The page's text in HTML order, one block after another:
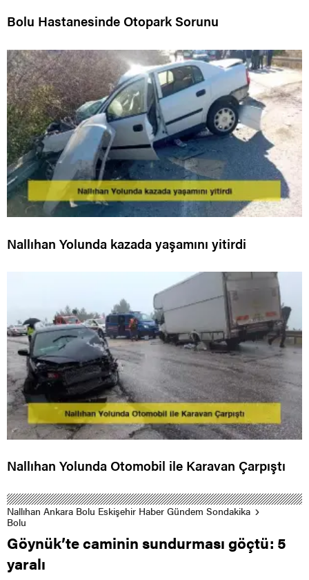
Bolu Hastanesinde Otopark Sorunu
Nallıhan Yolunda kazada yaşamını yitirdi
Nallıhan Yolunda Otomobil ile Karavan Çarpıştı
Nallıhan Ankara Bolu Eskişehir Haber Gündem Sondakika
Bolu
Göynük’te caminin sundurması göçtü: 5
yaralı